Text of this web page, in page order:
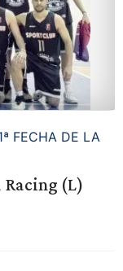
FECHA DE LA
(L)